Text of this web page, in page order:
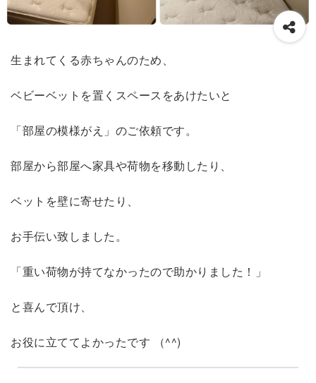
生まれてくる赤ちゃんのため、
ベビーベットを置くスペースをあけたいと
「部屋の模様がえ」のご依頼です。
部屋から部屋へ家具や荷物を移動したり、
ベットを壁に寄せたり、
お手伝い致しました。
「重い荷物が持てなかったので助かりました！」
と喜んで頂け、
お役に立ててよかったです （^^)